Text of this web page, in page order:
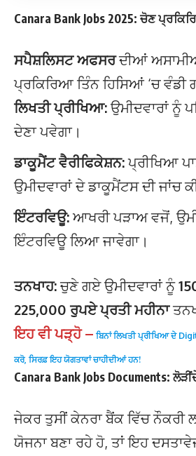
Canara Bank Jobs 2025: ਚੋਣ
ਸਪੈਸ਼ਲਿਸਟ ਅਫਸਰਦੀਆਂ
ਪ੍ਰਕਿਰਿਆ ਤਿੰਨ ਹਿਸਿਆਂ ‘ਚ ਵੰਡੀ
ਲਿਖਤੀ ਪ੍ਰੀਖਿਆ:ਉਮੀਦਵਾਰਾਂ ਨੂੰ
ਦੇਣਾ ਪਵੇਗਾ।
ਡਾਕੂਮੈਂਟ ਵੈਰੀਫਿਕੇਸ਼ਨ:ਪ੍ਰੀਖਿਆ
ਉਮੀਦਵਾਰਾਂ ਦੇ ਡਾਕੂਮੈਂਟਸ ਦੀ ਜਾਂਚ
ਇੰਟਰਵਿਊ:ਆਖਰੀ ਪੜਾਅ ਵਜੋਂ,
ਇੰਟਰਵਿਊ ਲਿਆ ਜਾਵੇਗਾ।
ਤਨਖਾਹ:ਚੁਣੇ ਗਏ ਉਮੀਦਵਾਰਾਂ ਨੂੰ
225,000 ਰੁਪਏ ਪ੍ਰਤੀ ਮਹੀਨਾ
ਇਹ ਵੀ ਪੜ੍ਹੋ – ਬਿਨਾਂ ਲਿਖਤੀ ਪ੍ਰੀਖਿਆ ਦੇ
ਕਰੋ, ਸਿਰਫ਼ ਇਹ ਯੋਗਤਾਵਾਂ ਚਾਹੀਦੀਆਂ ਹਨ!
Canara Bank Jobs Documents:
ਜੇਕਰ ਤੁਸੀਂ ਕੇਨਰਾ ਬੈਂਕ ਵਿੱਚ ਨੌਕਰੀ
ਯੋਜਨਾ ਬਣਾ ਰਹੇ ਹੋ, ਤਾਂ ਇਹ